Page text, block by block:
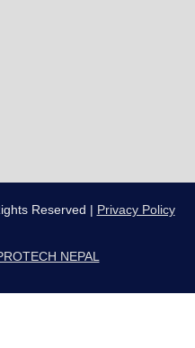
Reserved | Privacy Policy